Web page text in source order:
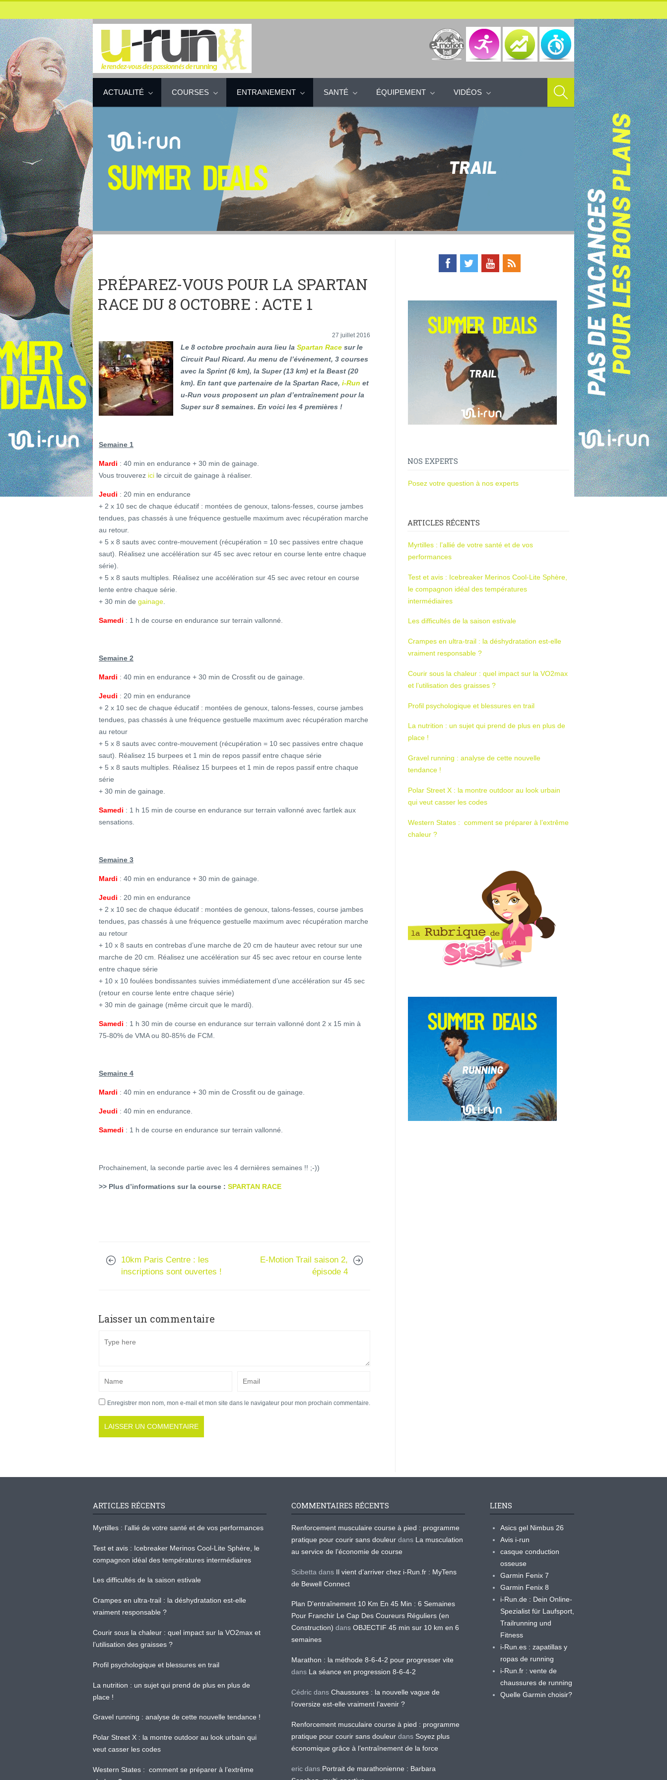
ACTUALITÉ COURSES ENTRAINEMENT SANTÉ ÉQUIPEMENT VIDÉOS
PRÉPAREZ-VOUS POUR LA SPARTAN
RACE DU 8 OCTOBRE : ACTE 1
27 juillet 2016
Le 8 octobre prochain aura lieu la Spartan Race sur le
Circuit Paul Ricard. Au menu de l’événement, 3 courses
avec la Sprint (6 km), la Super (13 km) et la Beast (20
km). En tant que partenaire de la Spartan Race, i-Run et
u-Run vous proposent un plan d’entraînement pour la
Super sur 8 semaines. En voici les 4 premières !
Semaine 1
Mardi : 40 min en endurance + 30 min de gainage.
Vous trouverez ici le circuit de gainage à réaliser.
Jeudi : 20 min en endurance
+ 2 x 10 sec de chaque éducatif : montées de genoux, talons-fesses, course jambes
tendues, pas chassés à une fréquence gestuelle maximum avec récupération marche
au retour.
+ 5 x 8 sauts avec contre-mouvement (récupération = 10 sec passives entre chaque
saut). Réalisez une accélération sur 45 sec avec retour en course lente entre chaque
série).
+ 5 x 8 sauts multiples. Réalisez une accélération sur 45 sec avec retour en course
lente entre chaque série.
+ 30 min de gainage
Samedi : 1 h de course en endurance sur terrain vallonné.
Semaine 2
Mardi : 40 min en endurance + 30 min de Crossfit ou de gainage.
Jeudi : 20 min en endurance
+ 2 x 10 sec de chaque éducatif : montées de genoux, talons-fesses, course jambes
tendues, pas chassés à une fréquence gestuelle maximum avec récupération marche
au retour
+ 5 x 8 sauts avec contre-mouvement (récupération = 10 sec passives entre chaque
saut). Réalisez 15 burpees et 1 min de repos passif entre chaque série
+ 5 x 8 sauts multiples. Réalisez 15 burpees et 1 min de repos passif entre chaque
série
+ 30 min de gainage.
Samedi : 1 h 15 min de course en endurance sur terrain vallonné avec fartlek aux
sensations.
Semaine 3
Mardi : 40 min en endurance + 30 min de gainage.
Jeudi : 20 min en endurance
+ 2 x 10 sec de chaque éducatif : montées de genoux, talons-fesses, course jambes
tendues, pas chassés à une fréquence gestuelle maximum avec récupération marche
au retour
+ 10 x 8 sauts en contrebas d’une marche de 20 cm de hauteur avec retour sur une
marche de 20 cm. Réalisez une accélération sur 45 sec avec retour en course lente
entre chaque série
+ 10 x 10 foulées bondissantes suivies immédiatement d’une accélération sur 45 sec
(retour en course lente entre chaque série)
+ 30 min de gainage (même circuit que le mardi).
Samedi : 1 h 30 min de course en endurance sur terrain vallonné dont 2 x 15 min à
75-80% de VMA ou 80-85% de FCM.
Semaine 4
Mardi : 40 min en endurance + 30 min de Crossfit ou de gainage.
Jeudi : 40 min en endurance.
Samedi : 1 h de course en endurance sur terrain vallonné.
Prochainement, la seconde partie avec les 4 dernières semaines !! ;-))
>> Plus d’informations sur la course : SPARTAN RACE
10km Paris Centre : les
inscriptions sont ouvertes !
E-Motion Trail saison 2,
épisode 4
Laisser un commentaire
Enregistrer mon nom, mon e-mail et mon site dans le navigateur pour mon prochain commentaire.
NOS EXPERTS
Posez votre question à nos experts
ARTICLES RÉCENTS
Myrtilles : l’allié de votre santé et de vos
performances
Test et avis : Icebreaker Merinos Cool-Lite Sphère,
le compagnon idéal des températures
intermédiaires
Les difficultés de la saison estivale
Crampes en ultra-trail : la déshydratation est-elle
vraiment responsable ?
Courir sous la chaleur : quel impact sur la VO2max
et l’utilisation des graisses ?
Profil psychologique et blessures en trail
La nutrition : un sujet qui prend de plus en plus de
place !
Gravel running : analyse de cette nouvelle
tendance !
Polar Street X : la montre outdoor au look urbain
qui veut casser les codes
Western States : comment se préparer à l’extrême
chaleur ?
ARTICLES RÉCENTS
Myrtilles : l’allié de votre santé et de vos performances
Test et avis : Icebreaker Merinos Cool-Lite Sphère, le
compagnon idéal des températures intermédiaires
Les difficultés de la saison estivale
Crampes en ultra-trail : la déshydratation est-elle
vraiment responsable ?
Courir sous la chaleur : quel impact sur la VO2max et
l’utilisation des graisses ?
Profil psychologique et blessures en trail
La nutrition : un sujet qui prend de plus en plus de
place !
Gravel running : analyse de cette nouvelle tendance !
Polar Street X : la montre outdoor au look urbain qui
veut casser les codes
Western States : comment se préparer à l’extrême
COMMENTAIRES RÉCENTS
Renforcement musculaire course à pied : programme
pratique pour courir sans douleur dans La musculation
au service de l’économie de course
Scibetta dans Il vient d’arriver chez i-Run.fr : MyTens
de Bewell Connect
Plan D'entraînement 10 Km En 45 Min : 6 Semaines
Pour Franchir Le Cap Des Coureurs Réguliers (en
Construction) dans OBJECTIF 45 min sur 10 km en 6
semaines
Marathon : la méthode 8-6-4-2 pour progresser vite
dans La séance en progression 8-6-4-2
Cédric dans Chaussures : la nouvelle vague de
l’oversize est-elle vraiment l’avenir ?
Renforcement musculaire course à pied : programme
pratique pour courir sans douleur dans Soyez plus
économique grâce à l’entraînement de la force
eric dans Portrait de marathonienne : Barbara
LIENS
Asics gel Nimbus 26
Avis i-run
casque conduction
osseuse
Garmin Fenix 7
Garmin Fenix 8
i-Run.de : Dein Online-
Spezialist für Laufsport,
Trailrunning und
Fitness
i-Run.es : zapatillas y
ropas de running
i-Run.fr : vente de
chaussures de running
Quelle Garmin choisir?